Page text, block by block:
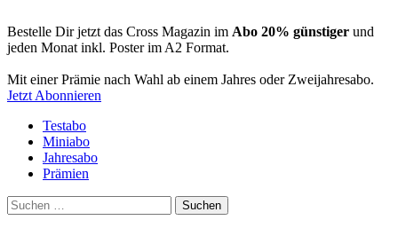
Bestelle Dir jetzt das Cross Magazin im Abo 20% günstiger und
jeden Monat inkl. Poster im A2 Format.
Mit einer Prämie nach Wahl ab einem Jahres oder Zweijahresabo.
Jetzt Abonnieren
Testabo
Miniabo
Jahresabo
Prämien
Suchen
nach: